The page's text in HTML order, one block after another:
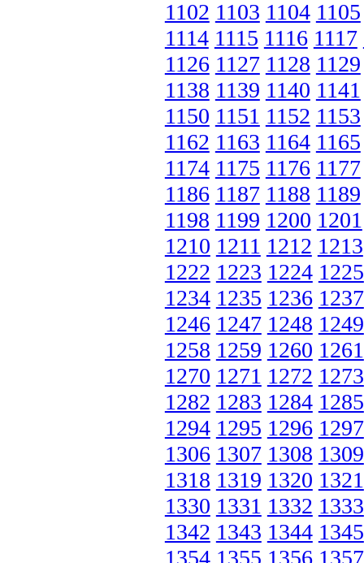
1102 1103 1104 1105
1114 1115 1116 1117
1126 1127 1128 1129
1138 1139 1140 1141
1150 1151 1152 1153
1162 1163 1164 1165
1174 1175 1176 1177
1186 1187 1188 1189
1198 1199 1200 1201
1210 1211 1212 1213
1222 1223 1224 1225
1234 1235 1236 1237
1246 1247 1248 1249
1258 1259 1260 1261
1270 1271 1272 1273
1282 1283 1284 1285
1294 1295 1296 1297
1306 1307 1308 1309
1318 1319 1320 1321
1330 1331 1332 1333
1342 1343 1344 1345
1354 1355 1356 1357